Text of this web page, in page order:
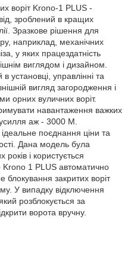
Krono-1 PLUS -
зроблений в кращих
Зразкове рішення для
наприклад, механічних
у яких працездатність
виглядом і дизайном.
установці, управлінні та
вигляд загородження і
орних вуличних воріт.
навантаження важких
аж - 3000 М.
поєднання ціни та
Дана модель була
і користується
Krono 1 PLUS автоматично
блокування закритих воріт
У випадку відключення
розблокується за
ворота вручну.